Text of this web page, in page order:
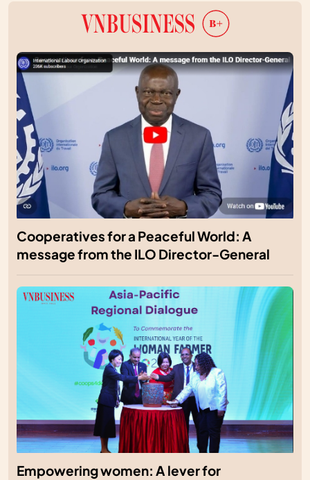
Cooperatives for a Peaceful World: A
message from the ILO Director-General
Empowering women: A lever for